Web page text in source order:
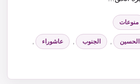
منوعات
الحسين , الجنوب , عاشوراء ,